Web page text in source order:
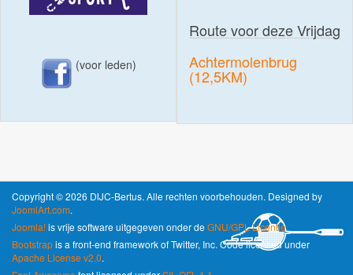
(voor leden)
Route voor deze Vrijdag
Achtermolenbrug
(12,5KM)
Copyright © 2026 DIJC-Bertus. Alle rechten voorbehouden. Designed by
JoomlArt.com.
Joomla!is vrije software uitgegeven onder deGNU/GPL Licentie.
Bootstrapis a front-end framework of Twitter, Inc. Code licensed under
Apache License v2.0.